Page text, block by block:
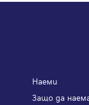
Наеми
Защо да